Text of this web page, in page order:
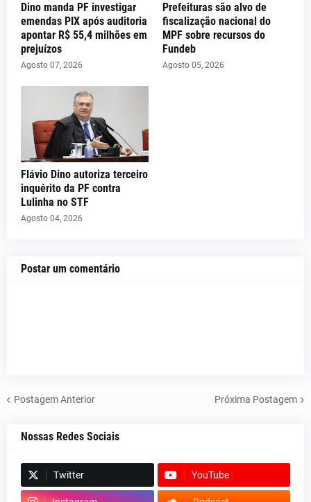
Dino manda PF investigar
emendas PIX após auditoria
apontar R$ 55,4 milhões em
prejuízos
Agosto 07, 2026
Prefeituras são alvo de
fiscalização nacional do
MPF sobre recursos do
Fundeb
Agosto 05, 2026
Flávio Dino autoriza terceiro
inquérito da PF contra
Lulinha no STF
Agosto 04, 2026
Postar um comentário
Postagem Anterior Próxima Postagem
Nossas Redes Sociais
Twitter YouTube